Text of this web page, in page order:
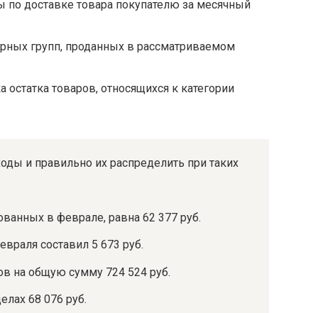
по доставке товара покупателю за месячный
групп, проданных в рассматриваемом
остатка товаров, относящихся к категории
и правильно их распределить при таких
в феврале, равна 62 377 руб.
составил 5 673 руб.
на общую сумму 724 524 руб.
68 076 руб.